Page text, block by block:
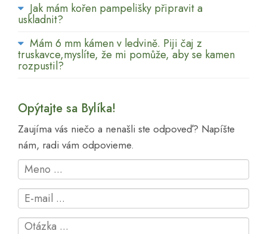
Jak mám kořen pampelišky připravit a
uskladnit?
Mám 6 mm kámen v ledvině. Piji čaj z
truskavce,myslíte, že mi pomůže, aby se kamen
rozpustil?
Opýtajte sa Bylíka!
Zaujíma vás niečo a nenašli ste odpoveď? Napíšte
nám, radi vám odpovieme.